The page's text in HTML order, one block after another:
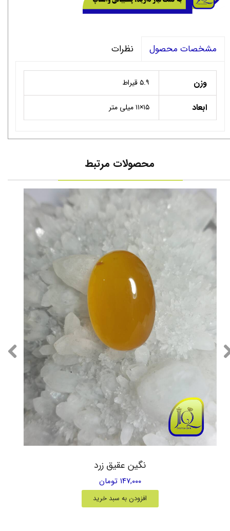
مشخصات محصول نظرات
وزن ۵.۹ قیراط
ابعاد ۱۵×۱۱ میلی متر
محصولات مرتبط
نگین عقیق زرد
۱۴۷,۰۰۰ تومان
افزودن به سبد خرید